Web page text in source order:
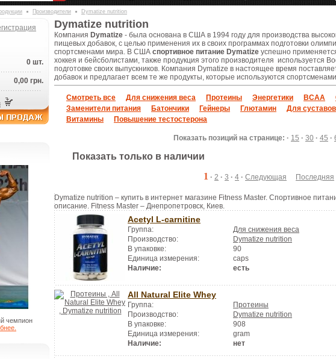
Производители Dymatize nutrition
0 шт.
0,00 грн.
чемпион
Dymatize nutrition
Компания Dymatize - была основана в США в 1994 году для производства
пищевых добавок, с целью применения их в своих программах подготовки
спортсменами мира. В США спортивное питание Dymatize успешно
хоккея и бейсболистами, также продукция этого производителя используется
подготовке своих выпускников. Компания Dymatize в настоящее время
добавок и предлагает всем те же продукты, которые используются
Смотреть все Для снижения веса Протеины Энергетики BCAA
Заменители питания
Батончики Гейнеры Глютамин Для
Витамины
Повышение тестостерона
Показать позиций на странице: · 15 · 30 · 45 ·
Показать только в наличии
1 · 2 · 3 · 4 · Следующая Последняя
Dymatize nutrition – купить в интернет магазине Fitness Master. Спортивное
описание. Fitness Master – Днепропетровск, Киев.
Acetyl L-carnitine
Группа:
Для снижения веса
Производство:
Dymatize nutrition
В упаковке:
90
Единица измерения:
caps
Наличие:
есть
All Natural Elite Whey
Группа:
Протеины
Производство:
Dymatize nutrition
В упаковке:
908
Единица измерения:
gram
Наличие:
нет